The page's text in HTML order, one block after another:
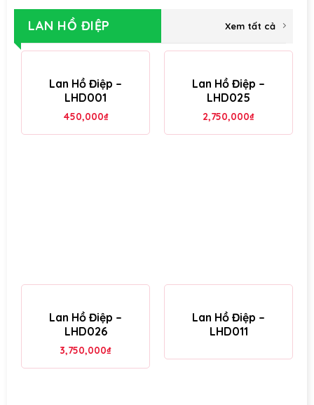
LAN HỒ ĐIỆP Xem tất cả
Lan Hồ Điệp –
LHD001
450,000₫
Lan Hồ Điệp –
LHD025
2,750,000₫
Lan Hồ Điệp –
LHD026
3,750,000₫
Lan Hồ Điệp –
LHD011